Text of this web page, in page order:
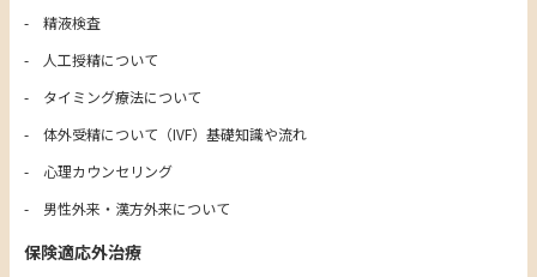
精液検査
人工授精について
タイミング療法について
体外受精について（IVF）基礎知識や流れ
心理カウンセリング
男性外来・漢方外来について
保険適応外治療